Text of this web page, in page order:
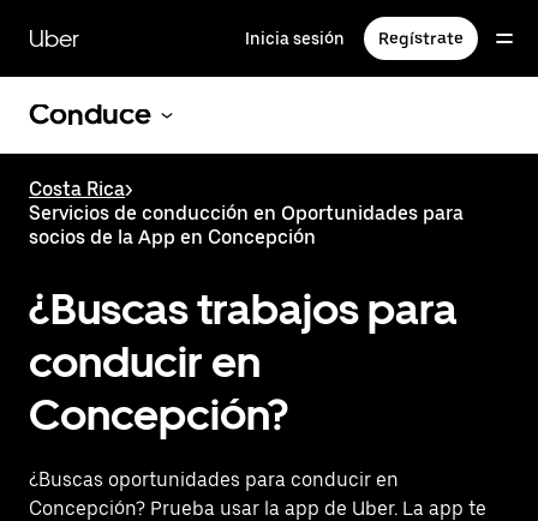
contenido
principal
Uber Inicia sesión Regístrate
Conduce
Costa Rica>
Servicios de conducción en Oportunidades para
socios de la App en Concepción
¿Buscas trabajos para
conducir en
Concepción?
¿Buscas oportunidades para conducir en
Concepción? Prueba usar la app de Uber. La app te